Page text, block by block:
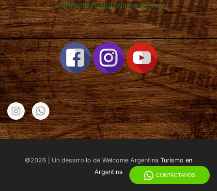
info@elrefugioturismo.com.ar
©2026 | Un desarrollo de Welcome Argentina Turismo en
Argentina
CONTÁCTANOS